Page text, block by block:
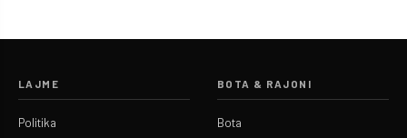
LAJME
Politika
BOTA & RAJONI
Bota